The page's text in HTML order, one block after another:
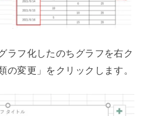
ラフ化したのちグラフを右ク
の変更」をクリックします。